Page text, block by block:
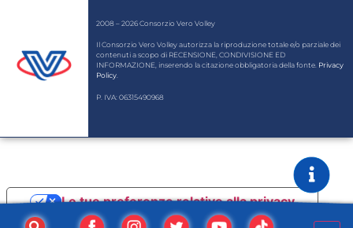
2008 – 2026 Consorzio Vero Volley
Il Consorzio Vero Volley autorizza la riproduzione totale e/o parziale dei
contenuti a scopo di RECENSIONE, CONDIVISIONE ED
INFORMAZIONE, inserendo la citazione obbligatoria della fonte. Privacy
Policy.
P. IVA: 06315490968
Le tue preferenze relative alla privacy